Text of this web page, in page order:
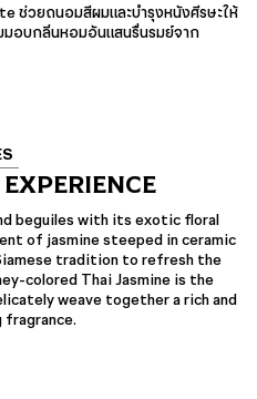
ช่วยถนอมสีผมและบำรุงหนังศีรษะให้
มอบกลิ่นหอมอันแสนรื่นรมย์จาก
beguiles with its exotic floral
of jasmine steeped in ceramic
tradition to refresh the
colored Thai Jasmine is the
weave together a rich and